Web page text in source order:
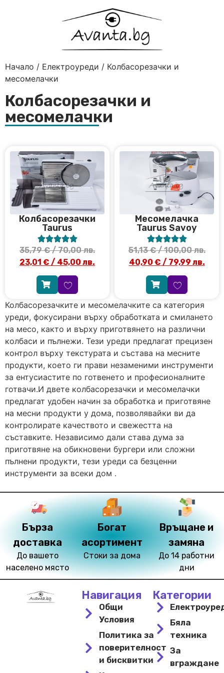
Начало / Електроуреди / Колбасорезачки и
месомелачки
Колбасорезачки и
месомелачки
Колбасорезачки
Taurus

35,79€/ 70,00 лв.
23,01 € / 45,00 лв.
Месомелачка
Taurus Savoy

51,13€/ 100,00 лв.
40,90 € / 79,99 лв.
Колбасорезачките и месомелачките са категория
уреди, фокусирани върху обработката и смилането
на месо, както и върху приготвянето на различни
колбаси и пълнежи. Тези уреди предлагат прецизен
контрол върху текстурата и състава на месните
продукти, което ги прави незаменими инструменти
за ентусиастите по готвенето и професионалните
готвачи.И двете колбасорезачки и месомелачки
предлагат удобен начин за обработка и приготвяне
на месни продукти у дома, позволявайки ви да
контролирате качеството и свежестта на
съставките. Независимо дали става дума за
приготвяне на обикновени бургери или сложни
пълнени продукти, тези уреди са безценни
инструменти за всеки дом .
Бърза
доставка
До вашето
населено място
Богат
асортимент
Стоки за дома
Връщане и
замяна
До 14 работни
дни
Навигация
Общи
Условия
Политика за
поверителност
и бисквитки
Категории
Бяла
техника
За
вграждане